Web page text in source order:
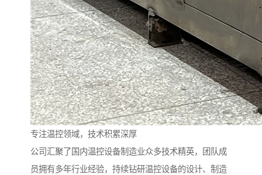
专注温控领域，技术积累深厚
公司汇聚了国内温控设备制造业众多技术精英，团队成
员拥有多年行业经验，持续钻研温控设备的设计、制造